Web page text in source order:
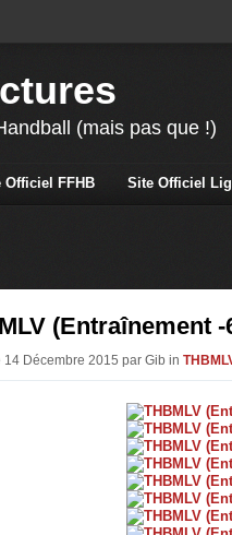
(mais pas que !)
Officiel FFHB Site Officiel
(Entraînement -
14 Décembre 2015 par Gib in